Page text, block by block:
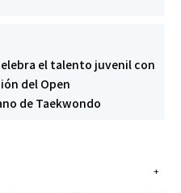
el talento juvenil con
del Open
de Taekwondo
+